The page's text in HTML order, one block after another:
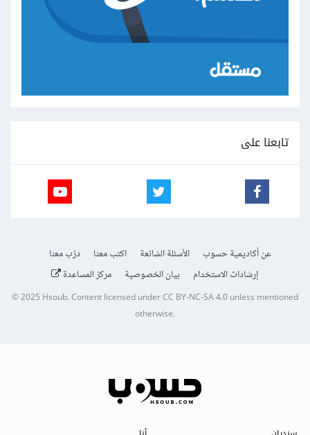
تابعنا على
عن أكاديمية حسوب الأسئلة الشائعة اكتب معنا
درّب معنا
إرشادات الاستخدام
بيان الخصوصية مركز المساعدة
© 2025Hsoub.Content licensed underCC BY-NC-SA 4.0unless mentioned
otherwise.